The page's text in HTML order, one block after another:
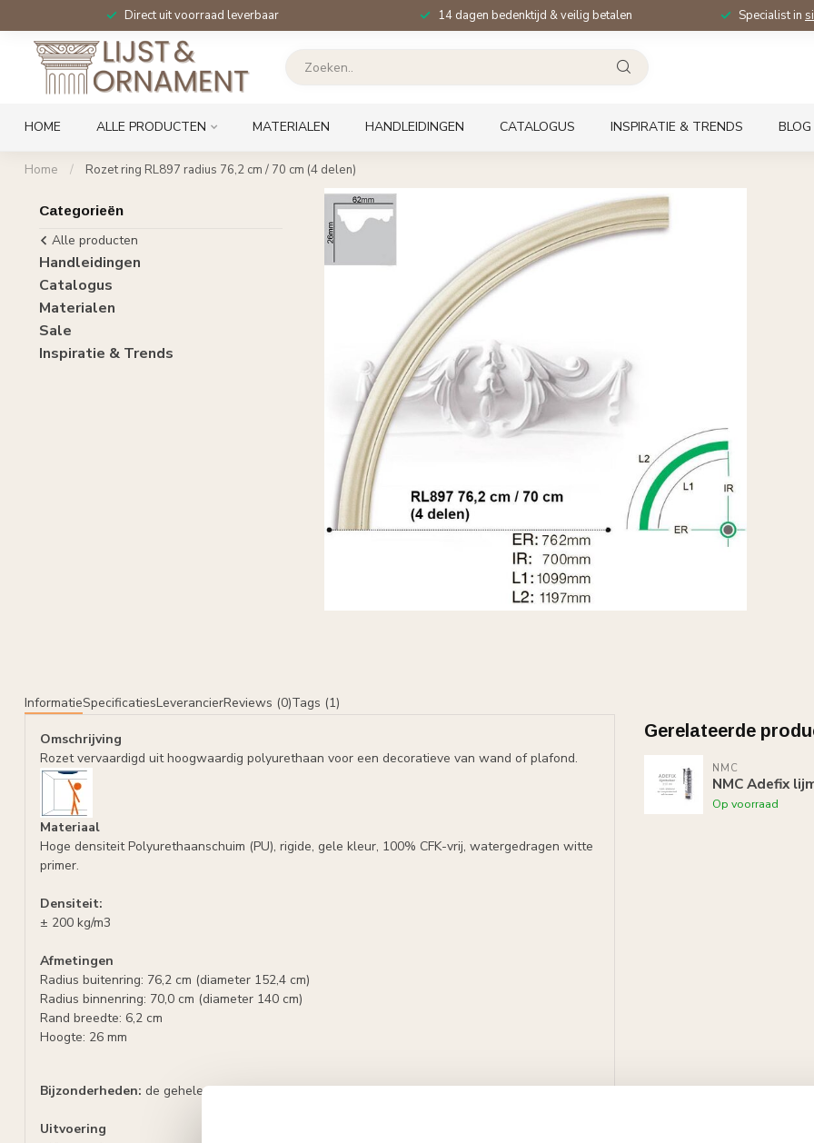
Direct uit voorraad leverbaar 14 dagen bedenktijd & veilig betalen Specialist in
HOME ALLE PRODUCTEN MATERIALEN HANDLEIDINGEN CATALOGUS INSPIRATIE & TRENDS BLOG
Home / Rozet ring RL897 radius 76,2 cm / 70 cm (4 delen)
Categorieën
Alle producten
Handleidingen
Catalogus
Materialen
Sale
Inspiratie & Trends
InformatieSpecificatiesLeverancierReviews (0)Tags (1)
Omschrijving
Rozet vervaardigd uit hoogwaardig polyurethaan voor een decoratieve van wand of plafond.
Materiaal
Hoge densiteit Polyurethaanschuim (PU), rigide, gele kleur, 100% CFK-vrij, watergedragen witte
primer.
Densiteit:
± 200 kg/m3
Afmetingen
Radius buitenring: 76,2 cm (diameter 152,4 cm)
Radius binnenring: 70,0 cm (diameter 140 cm)
Rand breedte: 6,2 cm
Hoogte: 26 mm
Bijzonderheden: de gehele rozetring wordt opgebouwd uit 4 delen.
Uitvoering
Gerelateerde
NMC
NMC Adefix
Op voorraad